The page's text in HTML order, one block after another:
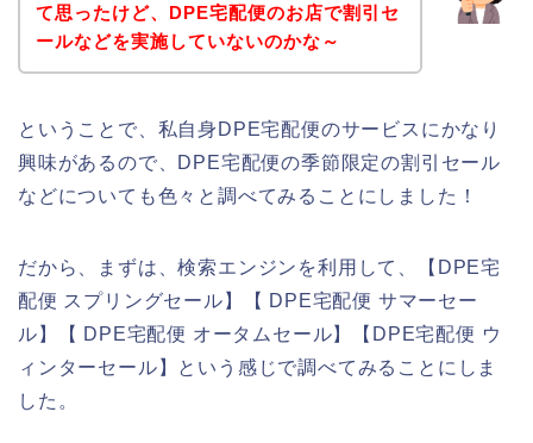
て思ったけど、DPE宅配便のお店で割引セ
ールなどを実施していないのかな～
ということで、私自身DPE宅配便のサービスにかなり
興味があるので、DPE宅配便の季節限定の割引セール
などについても色々と調べてみることにしました！
だから、まずは、検索エンジンを利用して、【DPE宅
配便 スプリングセール】【 DPE宅配便 サマーセー
ル】【 DPE宅配便 オータムセール】【DPE宅配便 ウ
ィンターセール】という感じで調べてみることにしま
した。